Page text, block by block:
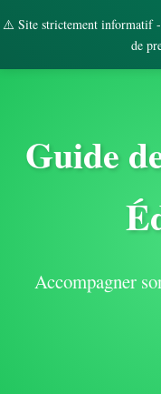
⚠️ Site strictement informatif
de
Guide
Accompagner